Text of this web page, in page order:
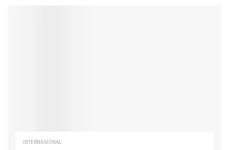
INTERNASIONAL